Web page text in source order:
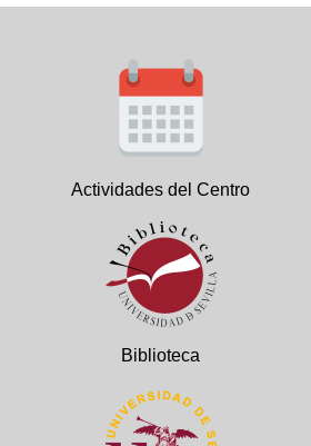
Actividades del Centro
Biblioteca